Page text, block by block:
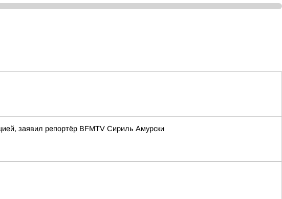
заявил репортёр BFMTV Сириль Амурски